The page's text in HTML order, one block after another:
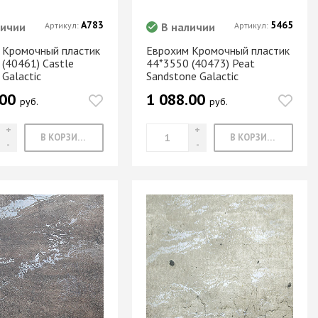
пластик
Castle
руб.
В КОРЗИНУ
Артикул:А783
Еврохим Кромочный пластик
44*3550 (40473) Peat
Sandstone Galactic
В наличии
1 088.00руб.
В КОРЗИНУ
Артикул: 5465